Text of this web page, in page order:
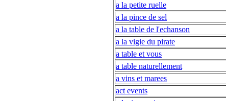
a la petite ruelle
a la pince de sel
a la table de l'echanson
a la vigie du pirate
a table et vous
a table naturellement
a vins et marees
act events